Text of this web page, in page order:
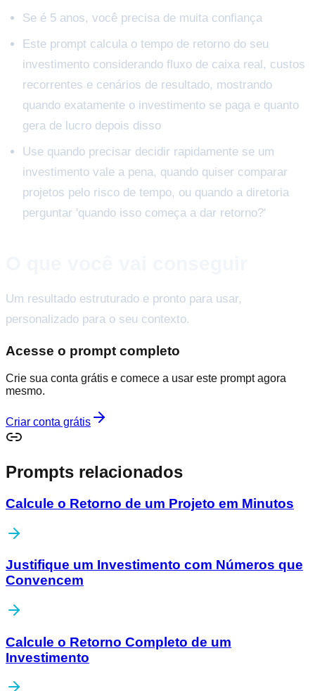
Se é 5 anos, você precisa de muita confiança
Este prompt calcula o tempo de retorno do seu
investimento considerando fluxo de caixa real, custos
recorrentes e cenários de resultado, mostrando
quando exatamente o investimento se paga e quanto
gera de lucro depois disso
Use quando precisar decidir rapidamente se um
investimento vale a pena, quando quiser comparar
projetos pelo risco de tempo, ou quando a diretoria
perguntar 'quando isso começa a dar retorno?'
Um resultado estruturado e pronto para usar,
personalizado para o seu contexto.
Acesse o prompt completo
Crie sua conta grátis e comece a usar este prompt agora
mesmo.
Criar conta grátis
Prompts relacionados
Calcule o Retorno de um Projeto em Minutos
Justifique um Investimento com Números que
Convencem
Calcule o Retorno Completo de um
Investimento